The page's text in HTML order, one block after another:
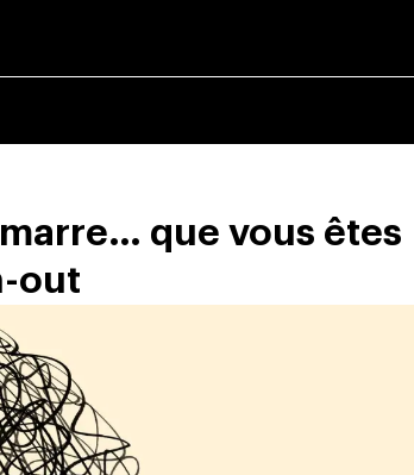
marre… que vous êtes
out